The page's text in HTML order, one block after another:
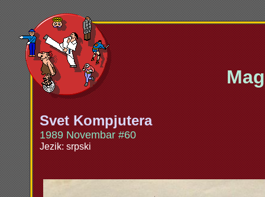
Svet Kompjutera
1989 Novembar #60
Jezik: srpski